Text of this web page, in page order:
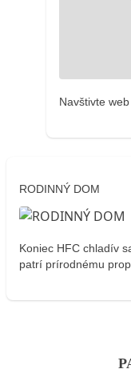
Navštivte web
RODINNÝ DOM
Koniec HFC chladív
patrí prírodnému